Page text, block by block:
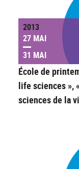
2013
27 MAI
31 MAI
École de
life sciences »,
sciences de la